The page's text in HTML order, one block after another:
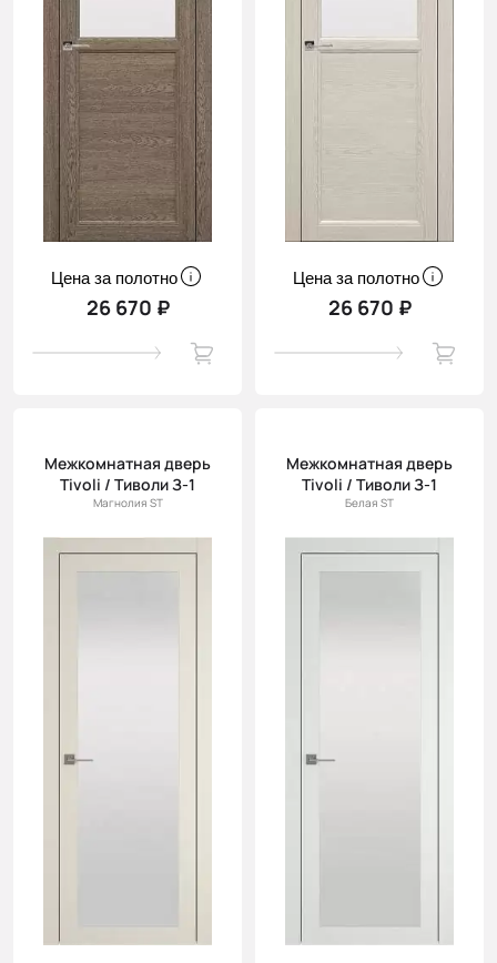
Цена за полотно
26 670 ₽
Цена за полотно
26 670 ₽
Межкомнатная дверь
Tivoli / Тиволи З-1
Магнолия ST
Межкомнатная дверь
Tivoli / Тиволи З-1
Белая ST